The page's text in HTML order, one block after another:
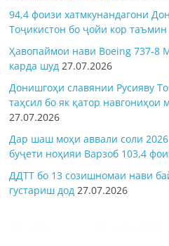
94,4 фоизи хатмкунандагони
Тоҷикистон бо ҷойи кор
Ҳавопаймои нави Boeing 737-8
карда шуд 27.07.2026
Донишгоҳи славянии Русияву
таҳсил бо як қатор навгониҳои
27.07.2026
Дар шаш моҳи аввали соли
буҷети ноҳияи Варзоб 103,4
ДДТТ бо 13 созишномаи нави
густариш дод 27.07.2026